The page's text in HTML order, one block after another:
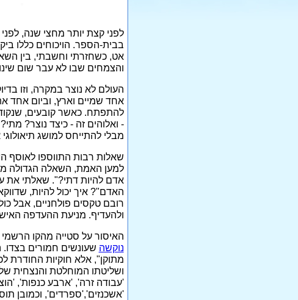
לפני קצת יותר מחצי שנה,
בבית-הספר. הויכוחים כללו
אט, כשחזרתי וחשבתי, בין
והצמחים שבו לא עבר שום
העולם לא נוצר במקרה, וזו
אחד שמיים וארץ, וביום אחד
להתפתח. כאשר קובעים,
- ואלוהים זה - כיצד נוצר?
מבלי להתייחס למושג
שאלות רבות התווספו לאוסף
למען האמת, השאלה הגדולה
אדם להיות דתי?". שאלתי את
האדם"? איך יכול להיות,
רובם טקסים פולחניים, אבל
ולהעדיף. מניעת ההעדפה
האיסור על סטייה מהקו
נוקשה שעונשים חמורים
מתוקן", אלא חוקיות החודרת
ושליטתו המוחלטת והנצחית
'עבודה זרה', 'ארבע כנפות',
'אשכנזים','ספרדים', וכמובן